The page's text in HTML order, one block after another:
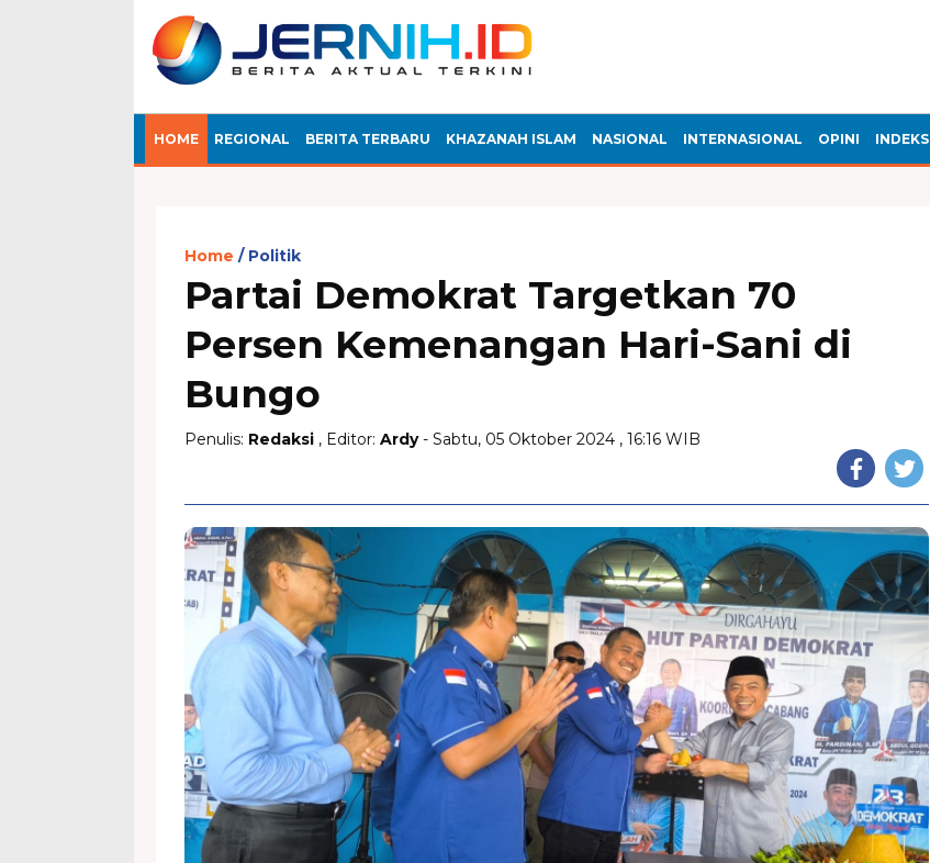
HOME REGIONAL BERITA TERBARU KHAZANAH ISLAM NASIONAL INTERNASIONAL OPINI INDEKS
Home Politik
Partai Demokrat Targetkan 70
Persen Kemenangan Hari-Sani di
Bungo
Penulis: Redaksi , Editor: Ardy- Sabtu, 05 Oktober 2024 , 16:16 WIB